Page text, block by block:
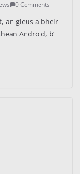
0 Comments
an gleus a bheir
Android, b’